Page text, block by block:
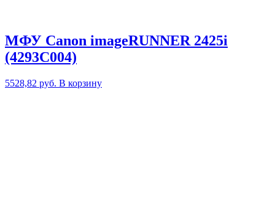
МФУ Canon imageRUNNER 2425i
(4293C004)
5528,82 руб. В корзину